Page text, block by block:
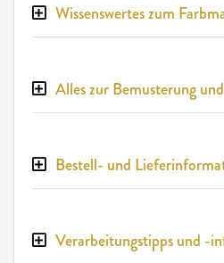
Wissenswertes zum
Alles zur Bemusterung
Bestell- und
Verarbeitungstipps und -